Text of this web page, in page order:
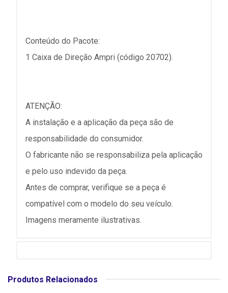
Conteúdo do Pacote:
1 Caixa de Direção Ampri (código 20702).
ATENÇÃO:
A instalação e a aplicação da peça são de
responsabilidade do consumidor.
O fabricante não se responsabiliza pela aplicação
e pelo uso indevido da peça.
Antes de comprar, verifique se a peça é
compatível com o modelo do seu veículo.
Imagens meramente ilustrativas.
Produtos Relacionados